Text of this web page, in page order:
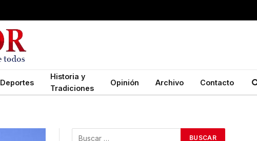
Deportes
Historia y
Tradiciones
Opinión Archivo Contacto